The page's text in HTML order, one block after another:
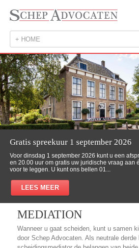
+ HOME
Gratis spreekuur 1 september 2026
Voor dinsdag 1 september 2026 kunt u een
en 20.00 uur om gratis uw juridische vraag aan
voor te leggen. U kunt ons bellen 01...
LEES MEER
MEDIATION
Wanneer u gaat scheiden, kunt u samen
door Schep Advocaten. Als neutrale derde